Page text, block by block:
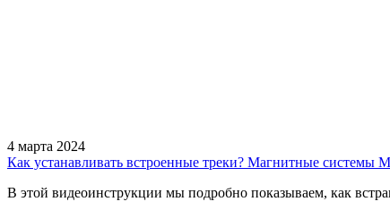
4 марта 2024
Как устанавливать встроенные треки? Магнитные системы
В этой видеоинструкции мы подробно показываем, как